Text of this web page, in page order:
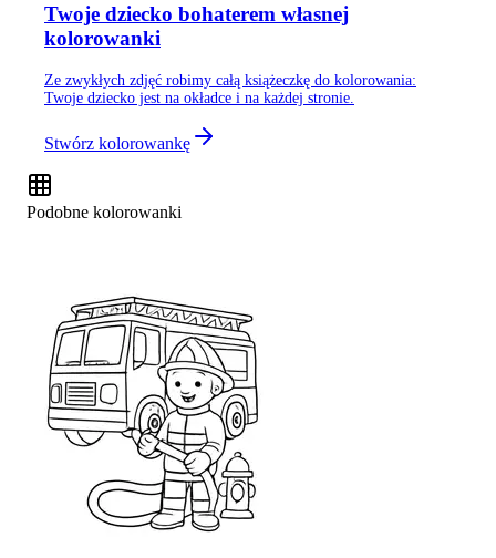
Twoje dziecko bohaterem własnej
kolorowanki
Ze zwykłych zdjęć robimy całą książeczkę do kolorowania:
Twoje dziecko jest na okładce i na każdej stronie.
Stwórz kolorowankę
Podobne kolorowanki